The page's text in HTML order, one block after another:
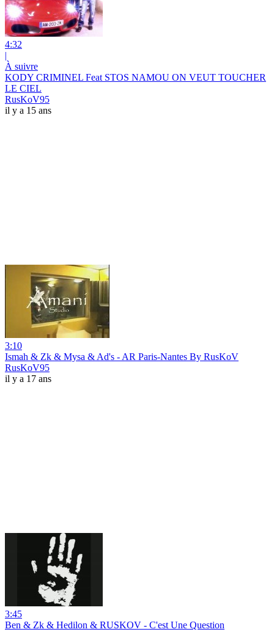
4:32
|
À suivre
KODY CRIMINEL Feat STOS NAMOU ON VEUT TOUCHER
LE CIEL
RusKoV95
il y a 15 ans
3:10
Ismah & Zk & Mysa & Ad's - AR Paris-Nantes By RusKoV
RusKoV95
il y a 17 ans
3:45
Ben & Zk & Hedilon & RUSKOV - C'est Une Question